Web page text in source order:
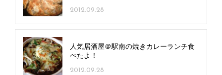
2012.09.28
人気居酒屋＠駅南の焼きカレーランチ食
べたよ！
2012.09.28